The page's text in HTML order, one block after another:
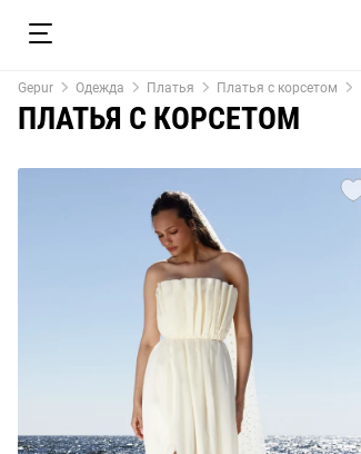
Gepur Одежда Платья Платья с корсетом
ПЛАТЬЯ С КОРСЕТОМ